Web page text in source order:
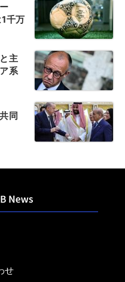
千万
主
系
同
せ